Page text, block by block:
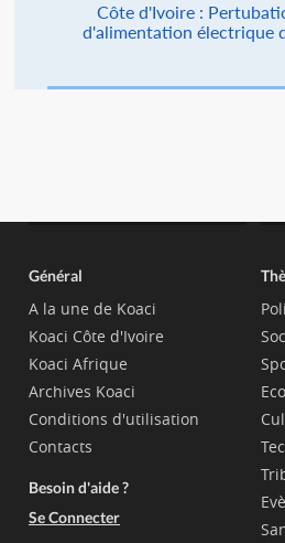
Côte d'Ivoire :
d'alimentation électrique
Général
A la une de Koaci
Koaci Côte d'Ivoire
Koaci Afrique
Archives Koaci
Conditions d'utilisation
Contacts
Besoin d'aide ?
Se Connecter